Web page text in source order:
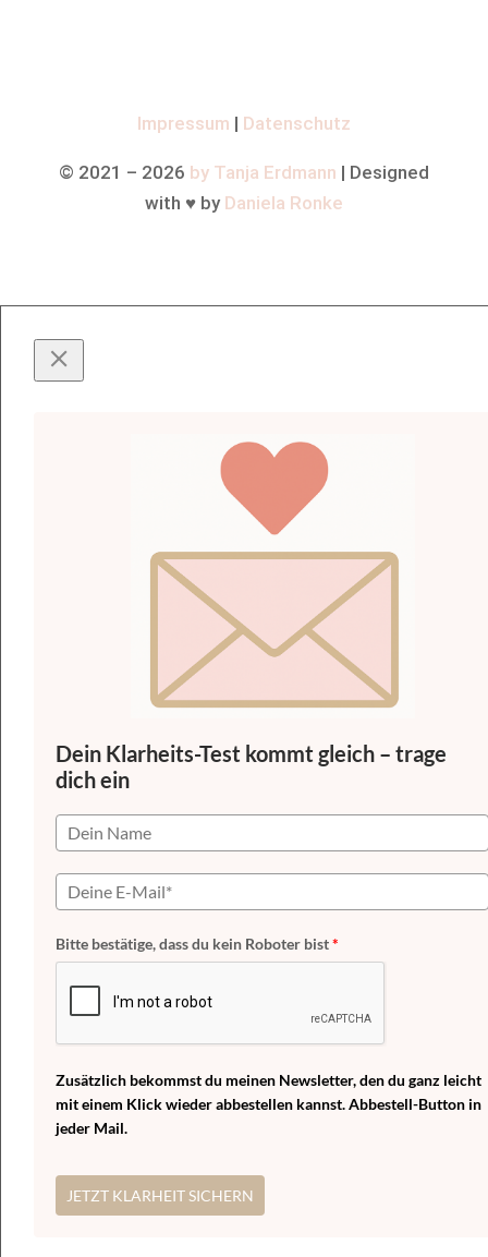
Impressum | Datenschutz
© 2021 – 2026 by Tanja Erdmann | Designed
with ♥ by Daniela Ronke
Dein Klarheits-Test kommt gleich – trage
dich ein
Bitte bestätige, dass du kein Roboter bist*
Zusätzlich bekommst du meinen Newsletter, den du ganz leicht
mit einem Klick wieder abbestellen kannst. Abbestell-Button in
jeder Mail.
JETZT KLARHEIT SICHERN